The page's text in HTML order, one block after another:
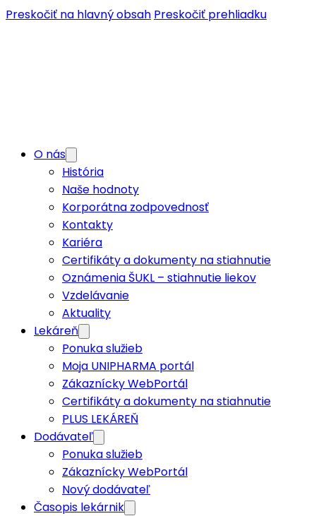
Preskočiť na hlavný obsah Preskočiť prehliadku
O nás
História
Naše hodnoty
Korporátna zodpovednosť
Kontakty
Kariéra
Certifikáty a dokumenty na stiahnutie
Oznámenia ŠUKL – stiahnutie liekov
Vzdelávanie
Aktuality
Lekáreň
Ponuka služieb
Moja UNIPHARMA portál
Zákaznícky WebPortál
Certifikáty a dokumenty na stiahnutie
PLUS LEKÁREŇ
Dodávateľ
Ponuka služieb
Zákaznícky WebPortál
Nový dodávateľ
Časopis lekárnik